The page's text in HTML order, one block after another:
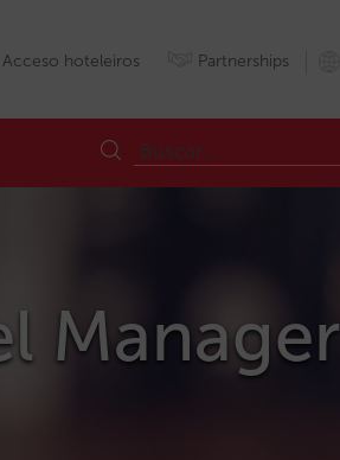
Acceso hoteleiros Partnerships
Manager